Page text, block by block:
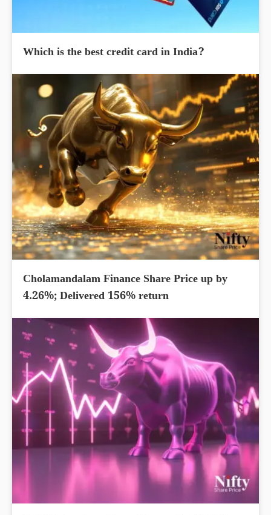
Which is the best credit card in India?
Cholamandalam Finance Share Price up by
4.26%; Delivered 156% return